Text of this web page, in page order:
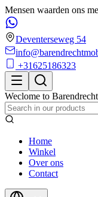
Mensen waarden ons
Deventerseweg 54
+31625186323
Weclome to
Home
Winkel
Over ons
Contact